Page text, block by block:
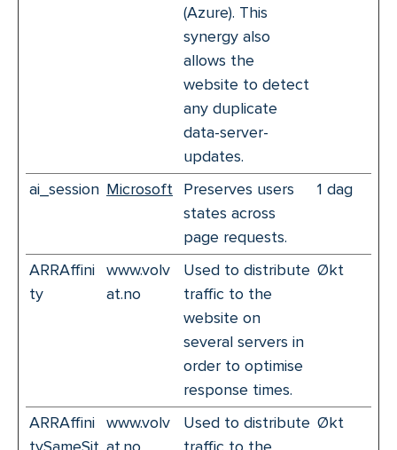
(Azure). This
synergy also
allows the
website to detect
any duplicate
data-server-
updates.
ai_session Microsoft Preserves users
states across
page requests.
1 dag
ARRAffini
ty
www.volv
at.no
Used to distribute
traffic to the
website on
several servers in
order to optimise
response times.
Økt
ARRAffini www.volv
Used to distribute Økt